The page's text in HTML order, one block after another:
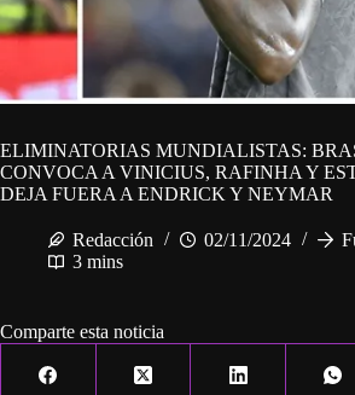
ELIMINATORIAS MUNDIALISTAS:
CONVOCA A VINICIUS, RAFINHA Y
DEJA FUERA A ENDRICK Y NEYMAR
Redacción 02/11/2024
3 mins
Comparte esta noticia